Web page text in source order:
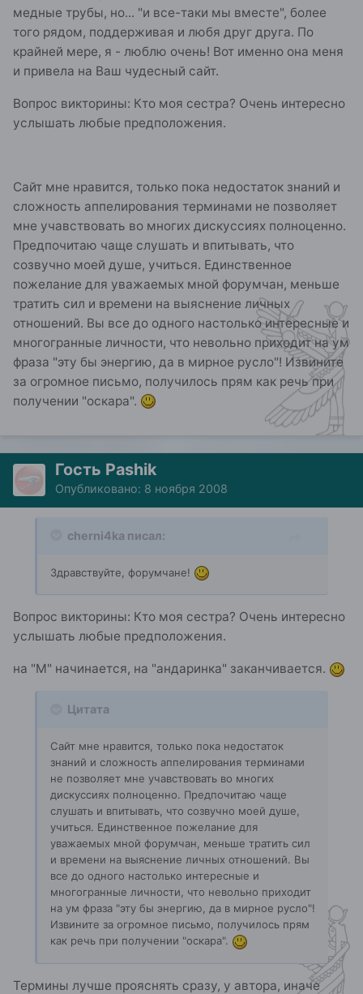
медные трубы, но... "и все-таки мы вместе", более
того рядом, поддерживая и любя друг друга. По
крайней мере, я - люблю очень! Вот именно она меня
и привела на Ваш чудесный сайт.
Вопрос викторины: Кто моя сестра? Очень интересно
услышать любые предположения.
Сайт мне нравится, только пока недостаток знаний и
сложность аппелирования терминами не позволяет
мне учавствовать во многих дискуссиях полноценно.
Предпочитаю чаще слушать и впитывать, что
созвучно моей душе, учиться. Единственное
пожелание для уважаемых мной форумчан, меньше
тратить сил и времени на выяснение личных
отношений. Вы все до одного настолько интересные и
многогранные личности, что невольно приходит на ум
фраза "эту бы энергию, да в мирное русло"! Извините
за огромное письмо, получилось прям как речь при
получении "оскара".
Гость Pashik
Опубликовано: 8 ноября 2008
cherni4ka писал:
Здравствуйте, форумчане!
Вопрос викторины: Кто моя сестра? Очень интересно
услышать любые предположения.
на "М" начинается, на "андаринка" заканчивается.
Цитата
Сайт мне нравится, только пока недостаток
знаний и сложность аппелирования терминами
не позволяет мне учавствовать во многих
дискуссиях полноценно. Предпочитаю чаще
слушать и впитывать, что созвучно моей душе,
учиться. Единственное пожелание для
уважаемых мной форумчан, меньше тратить сил
и времени на выяснение личных отношений. Вы
все до одного настолько интересные и
многогранные личности, что невольно приходит
на ум фраза "эту бы энергию, да в мирное русло"!
Извините за огромное письмо, получилось прям
как речь при получении "оскара".
Термины лучше прояснять сразу, у автора, иначе